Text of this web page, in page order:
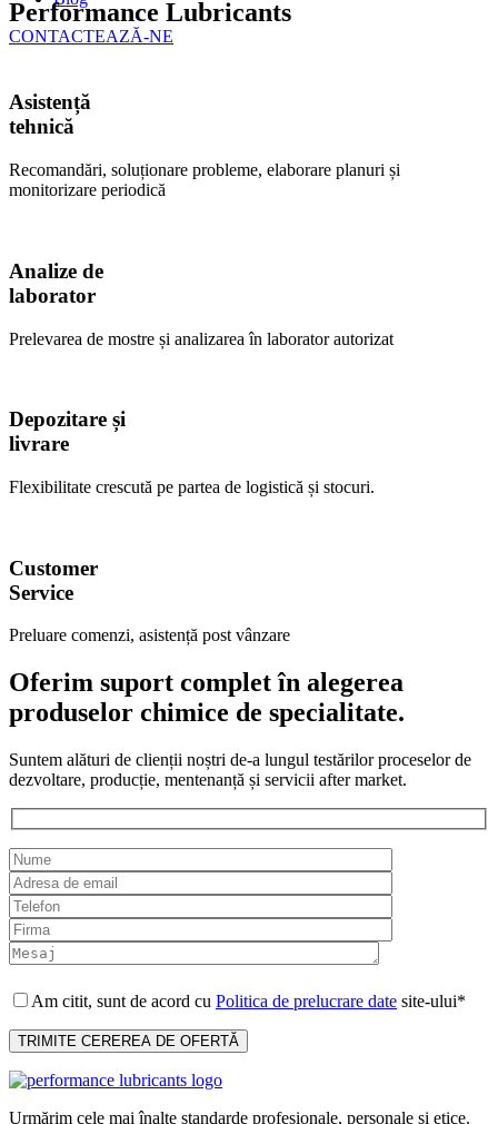
CONTACTEAZĂ-NE
Performance Lubricants
Asistență
tehnică
Recomandări, soluționare probleme, elaborare planuri și
monitorizare periodică
Analize de
laborator
Prelevarea de mostre și analizarea în laborator autorizat
Depozitare și
livrare
Flexibilitate crescută pe partea de logistică și stocuri.
Customer
Service
Preluare comenzi, asistență post vânzare
Oferim suport complet în alegerea
produselor chimice de specialitate.
Suntem alături de clienții noștri de-a lungul testărilor proceselor de
dezvoltare, producție, mentenanță și servicii after market.
Am citit, sunt de acord cu Politica de prelucrare date site-ului*
Urmărim cele mai înalte standarde profesionale, personale și etice.